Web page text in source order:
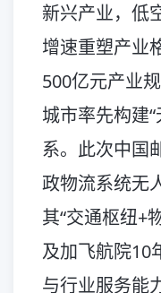
新兴产业，低
增速重塑产业
500亿元产业
城市率先构建
系。此次中国
政物流系统无
其“交通枢纽+
及加飞航院10
与行业服务能